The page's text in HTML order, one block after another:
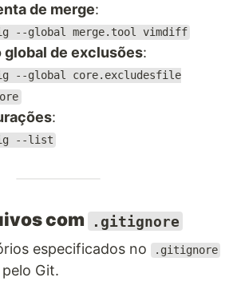
de merge:
--global merge.tool vimdiff
global de exclusões:
--global core.excludesfile
:
--list
com
.gitignore
especificados no
.gitignore
Git.